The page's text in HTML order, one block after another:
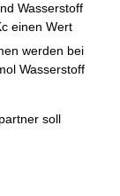
Wasserstoff
einen Wert
werden bei
Wasserstoff
soll